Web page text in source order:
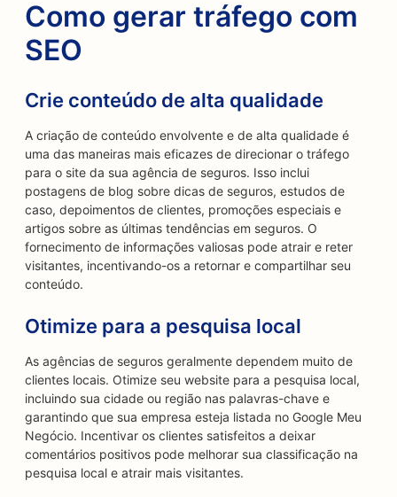
Como gerar tráfego com
SEO
Crie conteúdo de alta qualidade
A criação de conteúdo envolvente e de alta qualidade é
uma das maneiras mais eficazes de direcionar o tráfego
para o site da sua agência de seguros. Isso inclui
postagens de blog sobre dicas de seguros, estudos de
caso, depoimentos de clientes, promoções especiais e
artigos sobre as últimas tendências em seguros. O
fornecimento de informações valiosas pode atrair e reter
visitantes, incentivando-os a retornar e compartilhar seu
conteúdo.
Otimize para a pesquisa local
As agências de seguros geralmente dependem muito de
clientes locais. Otimize seu website para a pesquisa local,
incluindo sua cidade ou região nas palavras-chave e
garantindo que sua empresa esteja listada no Google Meu
Negócio. Incentivar os clientes satisfeitos a deixar
comentários positivos pode melhorar sua classificação na
pesquisa local e atrair mais visitantes.